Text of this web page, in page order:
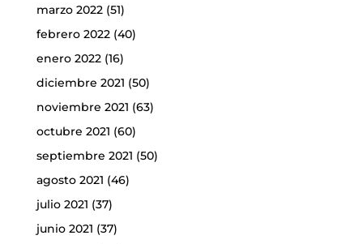
marzo 2022(51)
febrero 2022(40)
enero 2022(16)
diciembre 2021 (50)
noviembre 2021 (63)
octubre 2021 (60)
septiembre 2021 (50)
agosto 2021 (46)
julio 2021 (37)
junio 2021 (37)